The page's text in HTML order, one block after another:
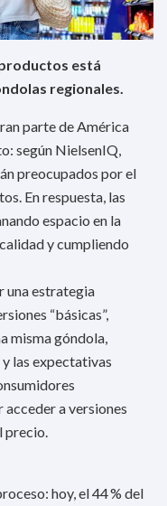
está
regionales.
parte de América
según NielsenIQ,
preocupados por el
En respuesta, las
espacio en la
y cumpliendo
una estrategia
“básicas”,
misma góndola,
las expectativas
a versiones
precio.
hoy, el 44 % del